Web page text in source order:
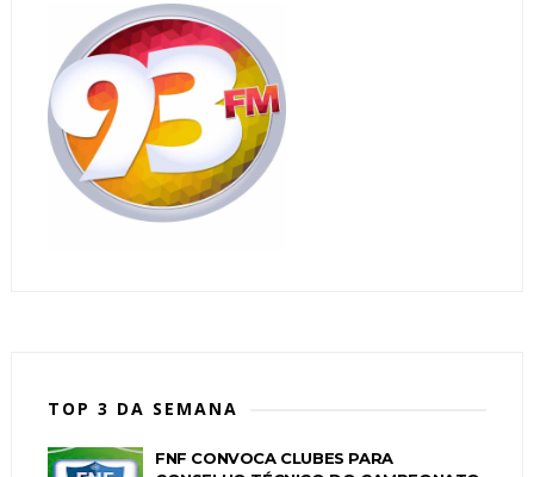
TOP 3 DA SEMANA
FNF CONVOCA CLUBES PARA